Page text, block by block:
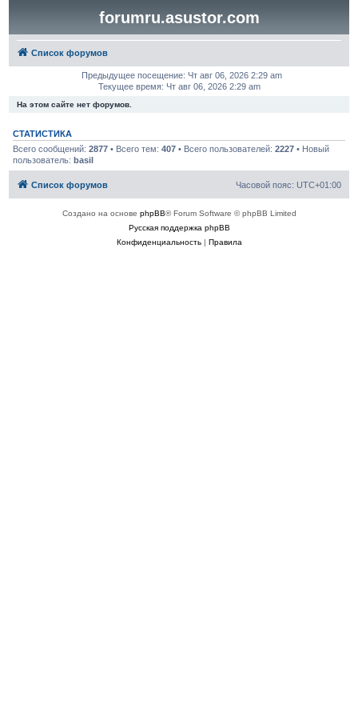
forumru.asustor.com
Список форумов
Предыдущее посещение: Чт авг 06, 2026 2:29 am
Текущее время: Чт авг 06, 2026 2:29 am
На этом сайте нет форумов.
СТАТИСТИКА
Всего сообщений: 2877• Всего тем: 407• Всего пользователей: 2227• Новый
пользователь: basil
Список форумов Часовой пояс: UTC+01:00
Создано на основе phpBB® Forum Software © phpBB Limited
Русская поддержка phpBB
Конфиденциальность| Правила